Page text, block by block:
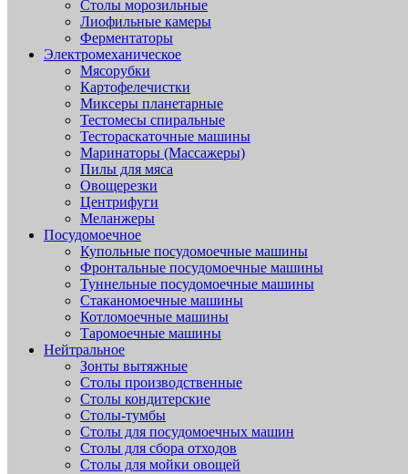
Столы морозильные
Лиофильные камеры
Ферментаторы
Электромеханическое
Мясорубки
Картофелечистки
Миксеры планетарные
Тестомесы спиральные
Тестораскаточные машины
Маринаторы (Массажеры)
Пилы для мяса
Овощерезки
Центрифуги
Меланжеры
Посудомоечное
Купольные посудомоечные машины
Фронтальные посудомоечные машины
Туннельные посудомоечные машины
Стаканомоечные машины
Котломоечные машины
Таромоечные машины
Нейтральное
Зонты вытяжные
Столы производственные
Столы кондитерские
Столы-тумбы
Столы для посудомоечных машин
Столы для сбора отходов
Столы для мойки овощей